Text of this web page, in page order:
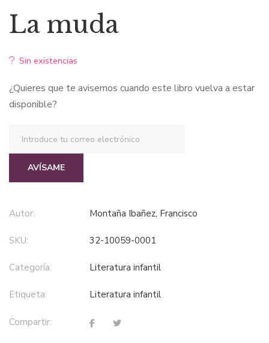
La muda
Sin existencias
¿Quieres que te avisemos cuando este libro vuelva a estar
disponible?
AVÍSAME
Autor: Montaña Ibañez, Francisco
SKU: 32-10059-0001
Categoría: literatura infantil
Etiqueta: literatura infantil
Compartir: